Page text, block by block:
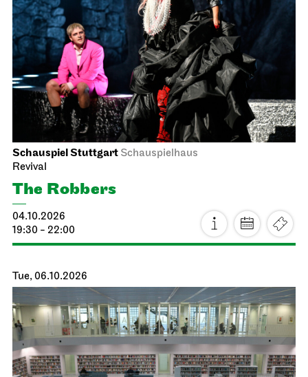
Schauspiel Stuttgart Schauspielhaus
Revival
The Robbers
04.10.2026
19:30 - 22:00
Tue, 06.10.2026